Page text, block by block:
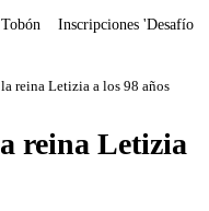
Inscripciones 'Desafío'
reina Letizia a los 98 años
reina Letizia